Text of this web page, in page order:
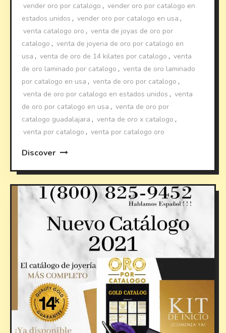
vender oro por catalogo , vender oro por catalogo en
estados unidos , vender oro por catalogo en usa ,
venta catalogo oro , venta de joyas de oro por
catalogo , venta de joyeria de oro por catalogo en
usa , venta de oro de 14 kilates por catalogo , venta
de oro laminado por catalogo , venta de oro laminado
por catalogo en usa , venta de oro por catalogo ,
venta de oro por catalogo en estados unidos , venta
de oro por catalogo en usa , venta de oro por
catalogo guadalajara , venta de oro x catalogo ,
venta por catalogo , venta por catalogo oro
Discover